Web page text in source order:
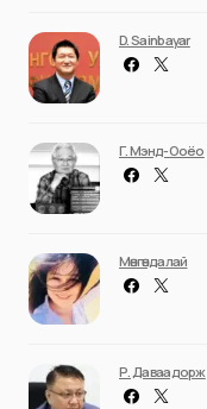
D. Sainbayar
Г. Мэнд-Ооёо
Мөнгөндалай
Р. Даваадорж